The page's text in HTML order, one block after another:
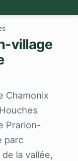
village
Chamonix
Prarion-
parc
la vallée,